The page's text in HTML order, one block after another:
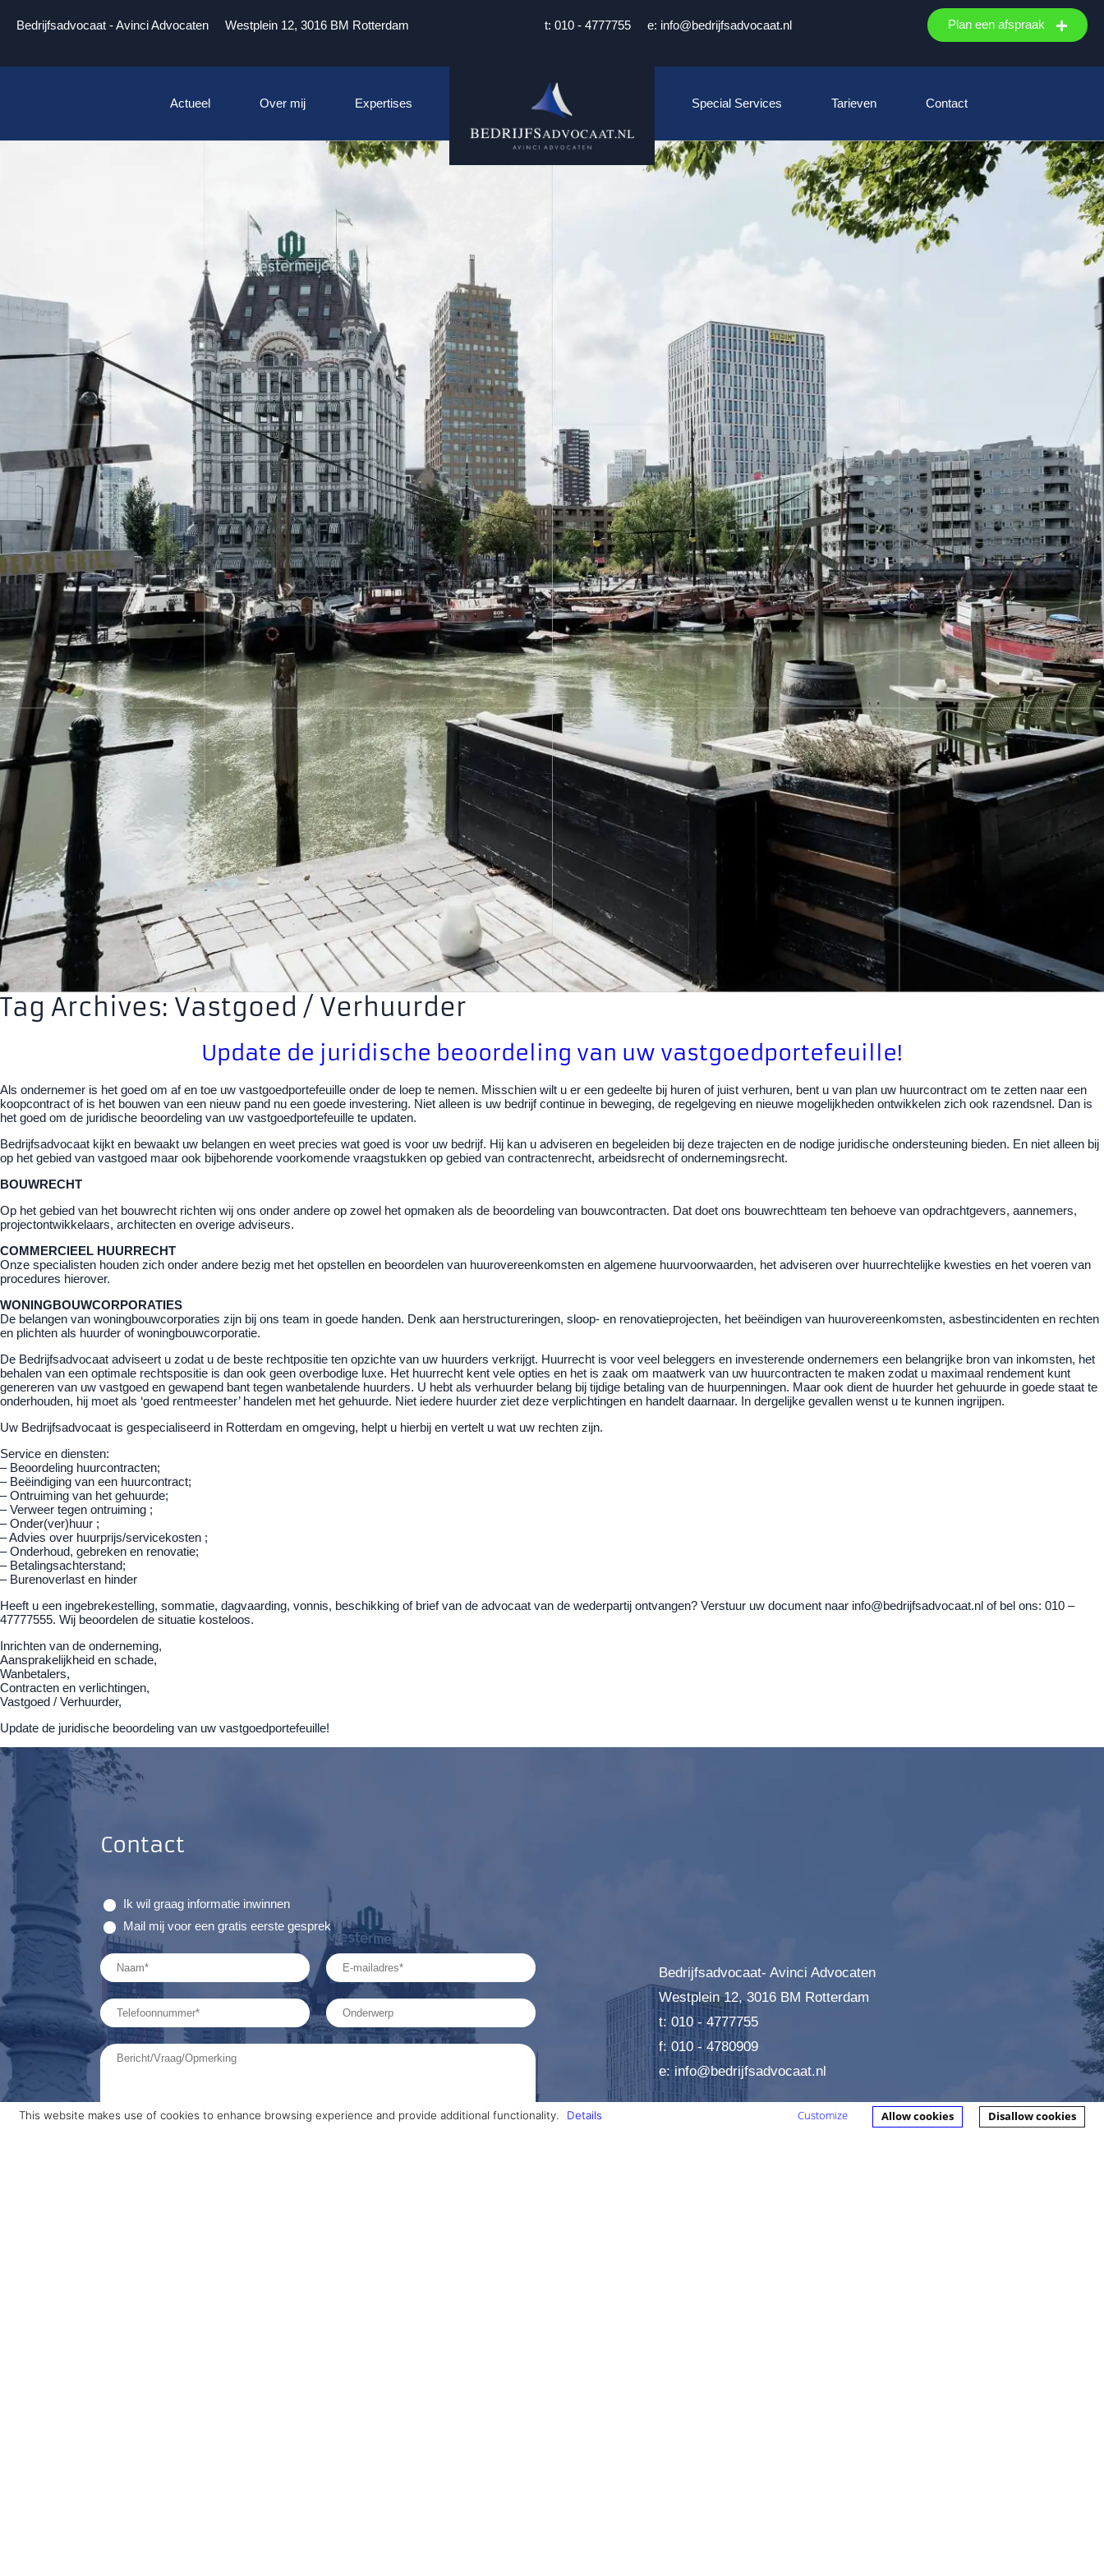
Bedrijfsadvocaat - Avinci Advocaten Westplein 12, 3016 BM Rotterdam t: 010 - 4777755 e: info@bedrijfsadvocaat.nl Plan een afspraak
Actueel Over mij Expertises Special Services Tarieven Contact
Tag Archives: Vastgoed / Verhuurder
Update de juridische beoordeling van uw vastgoedportefeuille!
Als ondernemer is het goed om af en toe uw vastgoedportefeuille onder de loep te nemen. Misschien wilt u er een gedeelte bij huren of juist verhuren, bent u van plan uw huurcontract om te zetten naar een
koopcontract of is het bouwen van een nieuw pand nu een goede investering. Niet alleen is uw bedrijf continue in beweging, de regelgeving en nieuwe mogelijkheden ontwikkelen zich ook razendsnel. Dan is
het goed om de juridische beoordeling van uw vastgoedportefeuille te updaten.
Bedrijfsadvocaat kijkt en bewaakt uw belangen en weet precies wat goed is voor uw bedrijf. Hij kan u adviseren en begeleiden bij deze trajecten en de nodige juridische ondersteuning bieden. En niet alleen bij
op het gebied van vastgoed maar ook bijbehorende voorkomende vraagstukken op gebied van contractenrecht, arbeidsrecht of ondernemingsrecht.
BOUWRECHT
Op het gebied van het bouwrecht richten wij ons onder andere op zowel het opmaken als de beoordeling van bouwcontracten. Dat doet ons bouwrechtteam ten behoeve van opdrachtgevers, aannemers,
projectontwikkelaars, architecten en overige adviseurs.
COMMERCIEEL HUURRECHT
Onze specialisten houden zich onder andere bezig met het opstellen en beoordelen van huurovereenkomsten en algemene huurvoorwaarden, het adviseren over huurrechtelijke kwesties en het voeren van
procedures hierover.
WONINGBOUWCORPORATIES
De belangen van woningbouwcorporaties zijn bij ons team in goede handen. Denk aan herstructureringen, sloop- en renovatieprojecten, het beëindigen van huurovereenkomsten, asbestincidenten en rechten
en plichten als huurder of woningbouwcorporatie.
De Bedrijfsadvocaat adviseert u zodat u de beste rechtpositie ten opzichte van uw huurders verkrijgt. Huurrecht is voor veel beleggers en investerende ondernemers een belangrijke bron van inkomsten, het
behalen van een optimale rechtspositie is dan ook geen overbodige luxe. Het huurrecht kent vele opties en het is zaak om maatwerk van uw huurcontracten te maken zodat u maximaal rendement kunt
genereren van uw vastgoed en gewapend bant tegen wanbetalende huurders. U hebt als verhuurder belang bij tijdige betaling van de huurpenningen. Maar ook dient de huurder het gehuurde in goede staat te
onderhouden, hij moet als ‘goed rentmeester’ handelen met het gehuurde. Niet iedere huurder ziet deze verplichtingen en handelt daarnaar. In dergelijke gevallen wenst u te kunnen ingrijpen.
Uw Bedrijfsadvocaat is gespecialiseerd in Rotterdam en omgeving, helpt u hierbij en vertelt u wat uw rechten zijn.
Service en diensten:
– Beoordeling huurcontracten;
– Beëindiging van een huurcontract;
– Ontruiming van het gehuurde;
– Verweer tegen ontruiming ;
– Onder(ver)huur ;
– Advies over huurprijs/servicekosten ;
– Onderhoud, gebreken en renovatie;
– Betalingsachterstand;
– Burenoverlast en hinder
Heeft u een ingebrekestelling, sommatie, dagvaarding, vonnis, beschikking of brief van de advocaat van de wederpartij ontvangen? Verstuur uw document naar info@bedrijfsadvocaat.nl of bel ons: 010 –
47777555. Wij beoordelen de situatie kosteloos.
Inrichten van de onderneming,
Aansprakelijkheid en schade,
Wanbetalers,
Contracten en verlichtingen,
Vastgoed / Verhuurder,
Update de juridische beoordeling van uw vastgoedportefeuille!
Contact
Ik wil graag informatie inwinnen
Mail mij voor een gratis eerste gesprek
Bedrijfsadvocaat- Avinci Advocaten
Westplein 12, 3016 BM Rotterdam
t: 010 - 4777755
f: 010 - 4780909
e: info@bedrijfsadvocaat.nl
This website makes use of cookies to enhance browsing experience and provide additional functionality. Details Disallow cookies
Allow cookies
Customize